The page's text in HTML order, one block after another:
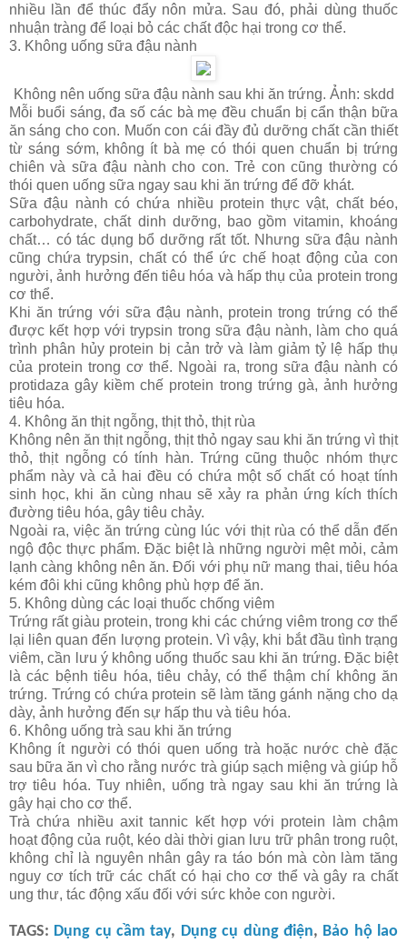
nhiều lần để thúc đẩy nôn mửa. Sau đó, phải dùng thuốc
nhuận tràng để loại bỏ các chất độc hại trong cơ thể.
3. Không uống sữa đậu nành
Không nên uống sữa đậu nành sau khi ăn trứng. Ảnh: skdd
Mỗi buổi sáng, đa số các bà mẹ đều chuẩn bị cẩn thận bữa
ăn sáng cho con. Muốn con cái đầy đủ dưỡng chất cần thiết
từ sáng sớm, không ít bà mẹ có thói quen chuẩn bị trứng
chiên và sữa đậu nành cho con. Trẻ con cũng thường có
thói quen uống sữa ngay sau khi ăn trứng để đỡ khát.
Sữa đậu nành có chứa nhiều protein thực vật, chất béo,
carbohydrate, chất dinh dưỡng, bao gồm vitamin, khoáng
chất… có tác dụng bổ dưỡng rất tốt. Nhưng sữa đậu nành
cũng chứa trypsin, chất có thể ức chế hoạt động của con
người, ảnh hưởng đến tiêu hóa và hấp thụ của protein trong
cơ thể.
Khi ăn trứng với sữa đậu nành, protein trong trứng có thể
được kết hợp với trypsin trong sữa đậu nành, làm cho quá
trình phân hủy protein bị cản trở và làm giảm tỷ lệ hấp thụ
của protein trong cơ thể. Ngoài ra, trong sữa đậu nành có
protidaza gây kiềm chế protein trong trứng gà, ảnh hưởng
tiêu hóa.
4. Không ăn thịt ngỗng, thịt thỏ, thịt rùa
Không nên ăn thịt ngỗng, thịt thỏ ngay sau khi ăn trứng vì thịt
thỏ, thịt ngỗng có tính hàn. Trứng cũng thuộc nhóm thực
phẩm này và cả hai đều có chứa một số chất có hoạt tính
sinh học, khi ăn cùng nhau sẽ xảy ra phản ứng kích thích
đường tiêu hóa, gây tiêu chảy.
Ngoài ra, việc ăn trứng cùng lúc với thịt rùa có thể dẫn đến
ngộ độc thực phẩm. Đặc biệt là những người mệt mỏi, cảm
lạnh càng không nên ăn. Đối với phụ nữ mang thai, tiêu hóa
kém đôi khi cũng không phù hợp để ăn.
5. Không dùng các loại thuốc chống viêm
Trứng rất giàu protein, trong khi các chứng viêm trong cơ thể
lại liên quan đến lượng protein. Vì vậy, khi bắt đầu tình trạng
viêm, cần lưu ý không uống thuốc sau khi ăn trứng. Đặc biệt
là các bệnh tiêu hóa, tiêu chảy, có thể thậm chí không ăn
trứng. Trứng có chứa protein sẽ làm tăng gánh nặng cho dạ
dày, ảnh hưởng đến sự hấp thu và tiêu hóa.
6. Không uống trà sau khi ăn trứng
Không ít người có thói quen uống trà hoặc nước chè đặc
sau bữa ăn vì cho rằng nước trà giúp sạch miệng và giúp hỗ
trợ tiêu hóa. Tuy nhiên, uống trà ngay sau khi ăn trứng là
gây hại cho cơ thể.
Trà chứa nhiều axit tannic kết hợp với protein làm chậm
hoạt động của ruột, kéo dài thời gian lưu trữ phân trong ruột,
không chỉ là nguyên nhân gây ra táo bón mà còn làm tăng
nguy cơ tích trữ các chất có hại cho cơ thể và gây ra chất
ung thư, tác động xấu đối với sức khỏe con người.
TAGS: Dụng cụ cầm tay, Dụng cụ dùng điện, Bảo hộ lao